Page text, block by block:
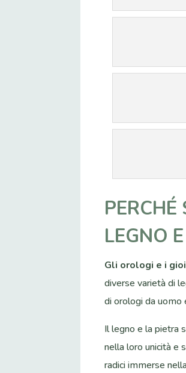
PERCHÉ
LEGNO
Gli orologi e i
diverse varietà di
di orologi da uomo
Il legno e la pietra
nella loro unicità e
radici immerse